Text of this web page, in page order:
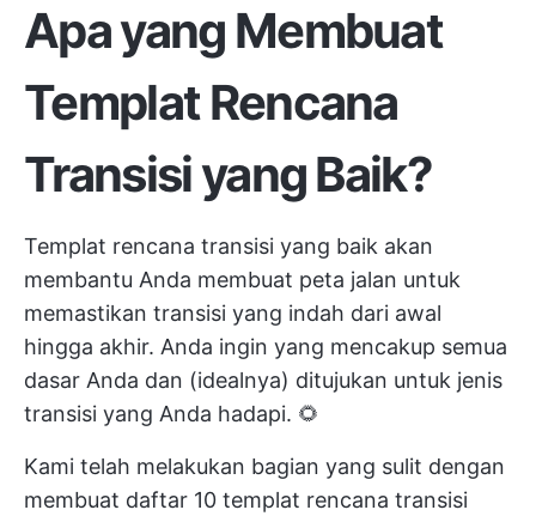
Apa yang Membuat
Templat Rencana
Transisi yang Baik?
Templat rencana transisi yang baik akan
membantu Anda membuat peta jalan untuk
memastikan transisi yang indah dari awal
hingga akhir. Anda ingin yang mencakup semua
dasar Anda dan (idealnya) ditujukan untuk jenis
transisi yang Anda hadapi. 🌻
Kami telah melakukan bagian yang sulit dengan
membuat daftar 10 templat rencana transisi